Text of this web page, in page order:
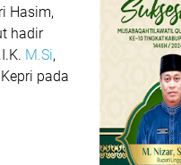
Hasim,
hadir
M.Si,
pada